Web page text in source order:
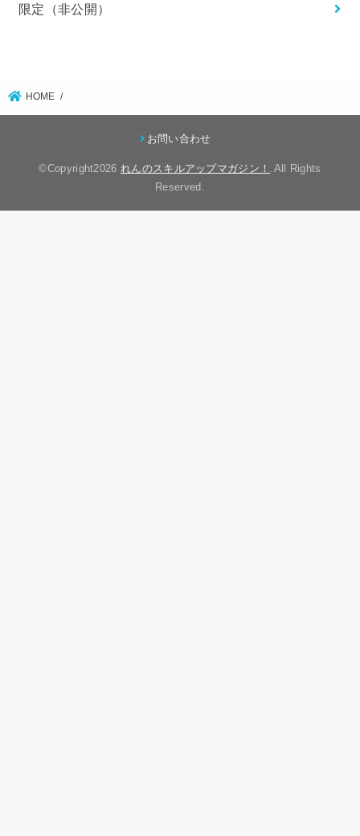
限定（非公開）
HOME
お問い合わせ
©Copyright2026 れんのスキルアップマガジン！
.All Rights
Reserved.